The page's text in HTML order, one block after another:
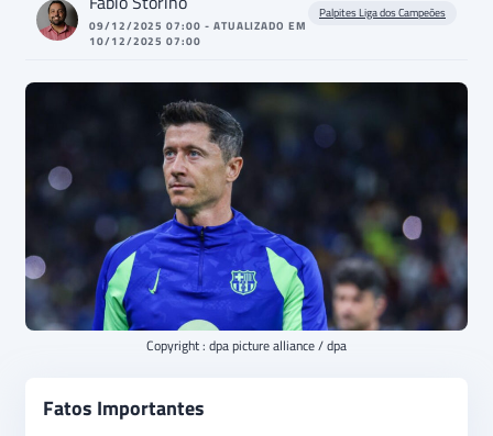
09/12/2025 07:00 - ATUALIZADO EM
10/12/2025 07:00
Palpites Liga dos Campeões
Copyright : dpa picture alliance / dpa
Fatos Importantes